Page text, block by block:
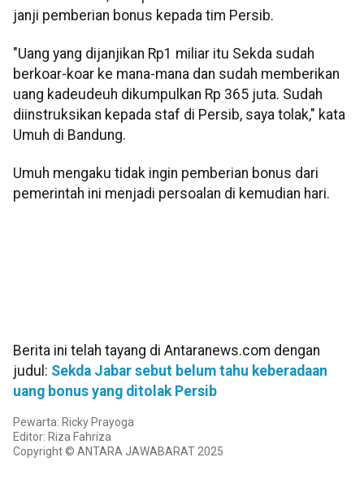
janji pemberian bonus kepada tim Persib.
"Uang yang dijanjikan Rp1 miliar itu Sekda sudah
berkoar-koar ke mana-mana dan sudah memberikan
uang kadeudeuh dikumpulkan Rp 365 juta. Sudah
diinstruksikan kepada staf di Persib, saya tolak," kata
Umuh di Bandung.
Umuh mengaku tidak ingin pemberian bonus dari
pemerintah ini menjadi persoalan di kemudian hari.
Berita ini telah tayang di Antaranews.com dengan
judul: Sekda Jabar sebut belum tahu keberadaan
uang bonus yang ditolak Persib
Pewarta: Ricky Prayoga
Editor: Riza Fahriza
Copyright © ANTARA JAWABARAT 2025